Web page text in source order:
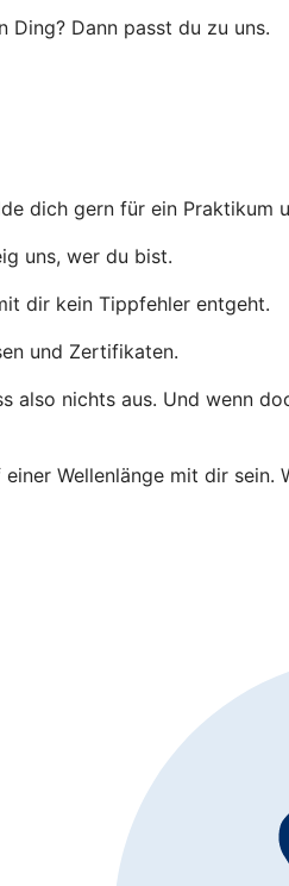
Ding? Dann passt du zu uns.
dich gern für ein Praktikum
uns, wer du bist.
dir kein Tippfehler entgeht.
und Zertifikaten.
also nichts aus. Und wenn
Wellenlänge mit dir sein.